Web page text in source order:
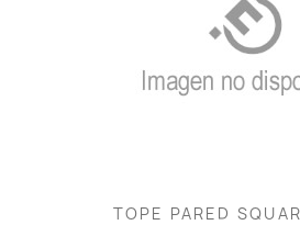
TOPE PARED